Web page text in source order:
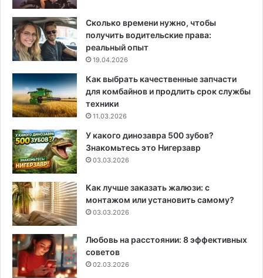
Сколько времени нужно, чтобы
получить водительские права:
реальный опыт
19.04.2026
Как выбрать качественные запчасти
для комбайнов и продлить срок службы
техники
11.03.2026
У какого динозавра 500 зубов?
Знакомьтесь это Нигерзавр
03.03.2026
Как лучше заказать жалюзи: с
монтажом или установить самому?
03.03.2026
Любовь на расстоянии: 8 эффективных
советов
02.03.2026